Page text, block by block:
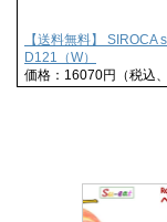
【送料無料】
D121（W）
価格：16070円（税込